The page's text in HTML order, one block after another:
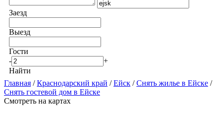
Заезд
Выезд
Гости
-
+
Найти
Главная /Краснодарский край /Ейск /Снять жилье в Ейске /
Снять гостевой дом в Ейске
Смотреть на картах